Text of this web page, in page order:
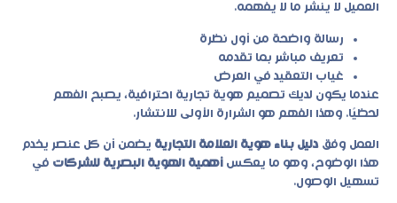
العميل لا ينشر ما لا يفهمه.
رسالة واضحة من أول نظرة
تعريف مباشر بما تقدمه
غياب التعقيد في العرض
عندما يكون لديك تصميم هوية تجارية احترافية، يصبح الفهم
لحظيًا. وهذا الفهم هو الشرارة الأولى للانتشار.
العمل وفق دليل بناء هوية العلامة التجارية يضمن أن كل عنصر يخدم
هذا الوضوح، وهو ما يعكس أهمية الهوية البصرية للشركات في
تسهيل الوصول.